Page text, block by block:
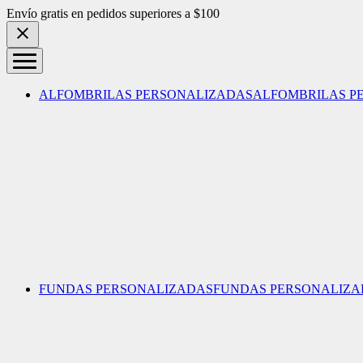
Skip to content
Envío gratis en pedidos superiores a $100
ALFOMBRILAS PERSONALIZADASALFOMBRILAS
FUNDAS PERSONALIZADASFUNDAS